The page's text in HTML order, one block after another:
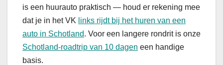
is een huurauto praktisch — houd er rekening mee
dat je in het VK links rijdt bij het huren van een
auto in Schotland. Voor een langere rondrit is onze
Schotland-roadtrip van 10 dagen een handige
basis.